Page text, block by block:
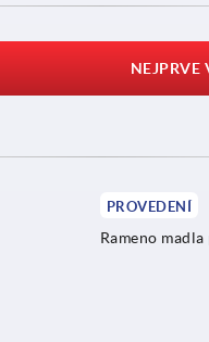
NEJPRVE
PROVEDENÍ
Rameno